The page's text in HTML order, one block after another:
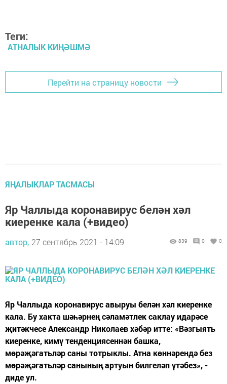
Теги:
АТНАЛЫК КИҢӘШМӘ
Перейти на страницу новости
ЯҢАЛЫКЛАР ТАСМАСЫ
Яр Чаллыда коронавирус белән хәл
киеренке кала (+видео)
автор, 27 сентябрь 2021 - 14:09 839 0 0
Яр Чаллыда коронавирус авыруы белән хәл киеренке
кала. Бу хакта шәһәрнең сәламәтлек саклау идарәсе
җитәкчесе Александр Николаев хәбәр итте: «Вәзгыять
киеренке, кимү тенденциясеннән башка,
мөрәҗәгатьләр саны тотрыклы. Атна көннәрендә без
мөрәҗәгатьләр санының артуын билгеләп үтәбез», -
диде ул.